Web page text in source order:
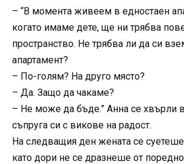
– “В момента живеем в едностаен
когато имаме дете, ще ни трябва
пространство. Не трябва ли да си
апартамент?
– По-голям? На друго място?
– Да. Защо да чакаме?
– Не може да бъде.” Анна се хвърли
съпруга си с викове на радост.
На следващия ден жената се суетеше
като дори не се дразнеше от